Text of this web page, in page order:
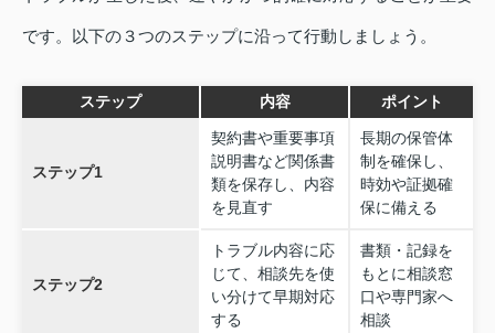
です。以下の３つのステップに沿って行動しましょう。
ステップ 内容 ポイント
ステップ1
契約書や重要事項
説明書など関係書
類を保存し、内容
を見直す
長期の保管体
制を確保し、
時効や証拠確
保に備える
ステップ2
トラブル内容に応
じて、相談先を使
い分けて早期対応
する
書類・記録を
もとに相談窓
口や専門家へ
相談